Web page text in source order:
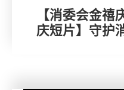
【消委会金
庆短片】守护